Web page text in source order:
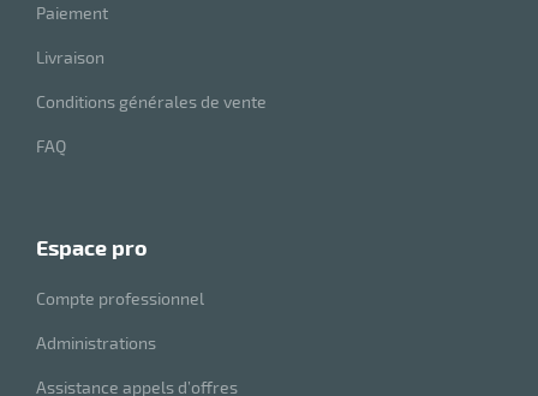
Paiement
Livraison
Conditions générales de vente
FAQ
espace pro
Compte professionnel
Administrations
Assistance appels d’offres